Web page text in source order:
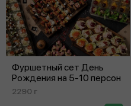
Фуршетный сет День
Рождения на 5‑10 персон
2290 г